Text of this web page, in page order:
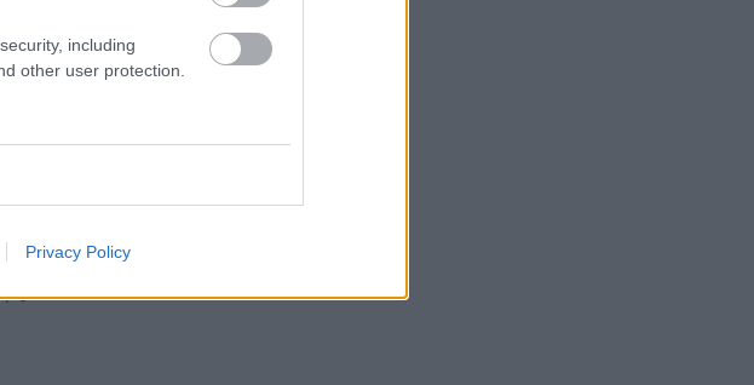
including
other user protection.
Privacy Policy
a
azzal, hogy
képet láttam
elég gyakori ív